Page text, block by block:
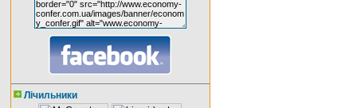
Лічильники